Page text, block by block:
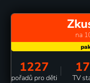
na
1227
pořadů pro děti TV